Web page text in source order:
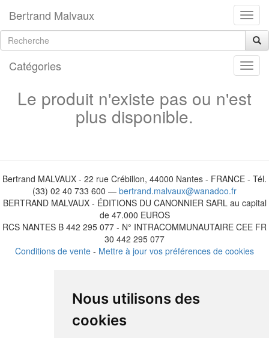
Nous utilisons des
cookies
Bertrand Malvaux
Catégories
Le produit n'existe pas ou n'est
plus disponible.
Bertrand MALVAUX - 22 rue Crébillon, 44000 Nantes - FRANCE - Tél.
(33) 02 40 733 600 — bertrand.malvaux@wanadoo.fr
BERTRAND MALVAUX - ÉDITIONS DU CANONNIER SARL au capital
de 47.000 EUROS
RCS NANTES B 442 295 077 - N° INTRACOMMUNAUTAIRE CEE FR
30 442 295 077
Conditions de vente - Mettre à jour vos préférences de cookies